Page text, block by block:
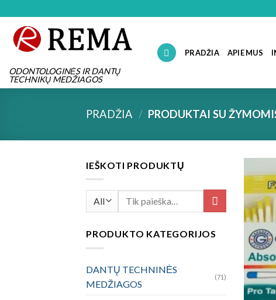
content
ODONTOLOGINĖS IR DANTŲ
TECHNIKŲ MEDŽIAGOS
PRADŽIA APIE MUS
PRADŽIA / PRODUKTAI SU
IEŠKOTI PRODUKTŲ
Ieškoti:
PRODUKTO KATEGORIJOS
DANTŲ TECHNINĖS
MEDŽIAGOS
(71)